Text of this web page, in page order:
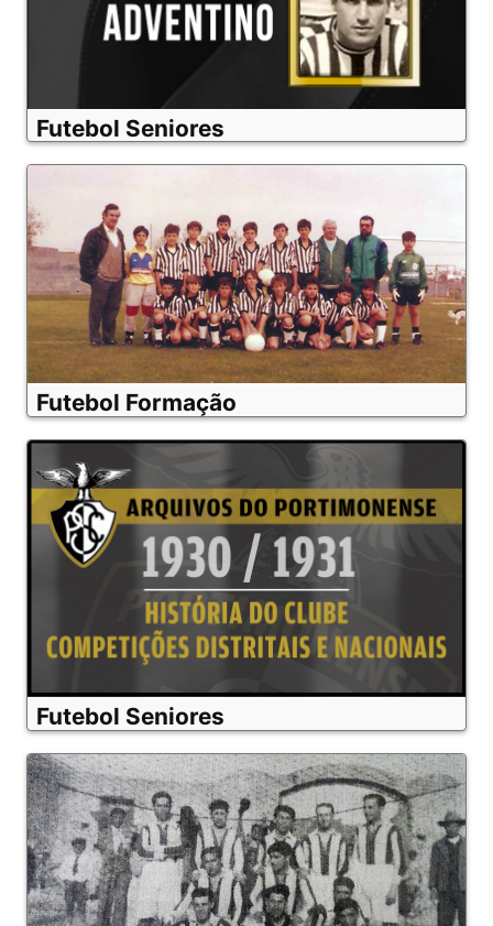
Futebol Seniores
Futebol Formação
Futebol Seniores